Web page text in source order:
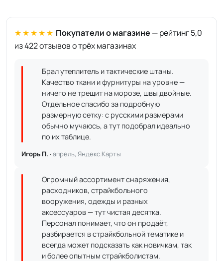
★★★★★ Покупатели о магазине — рейтинг 5,0
из 422 отзывов о трёх магазинах
Брал утеплитель и тактические штаны.
Качество ткани и фурнитуры на уровне —
ничего не трещит на морозе, швы двойные.
Отдельное спасибо за подробную
размерную сетку: с русскими размерами
обычно мучаюсь, а тут подобрал идеально
по их таблице.
Игорь П. ·апрель, Яндекс.Карты
Огромный ассортимент снаряжения,
расходников, страйкбольного
вооружения, одежды и разных
аксессуаров — тут чистая десятка.
Персонал понимает, что он продаёт,
разбирается в страйкбольной тематике и
всегда может подсказать как новичкам, так
и более опытным страйкболистам.